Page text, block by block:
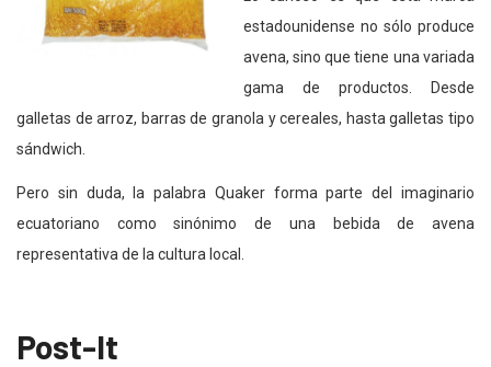
estadounidense no sólo produce
avena, sino que tiene una variada
gama de productos. Desde
galletas de arroz, barras de granola y cereales, hasta galletas tipo
sándwich.
Pero sin duda, la palabra Quaker forma parte del imaginario
ecuatoriano como sinónimo de una bebida de avena
representativa de la cultura local.
Post-It